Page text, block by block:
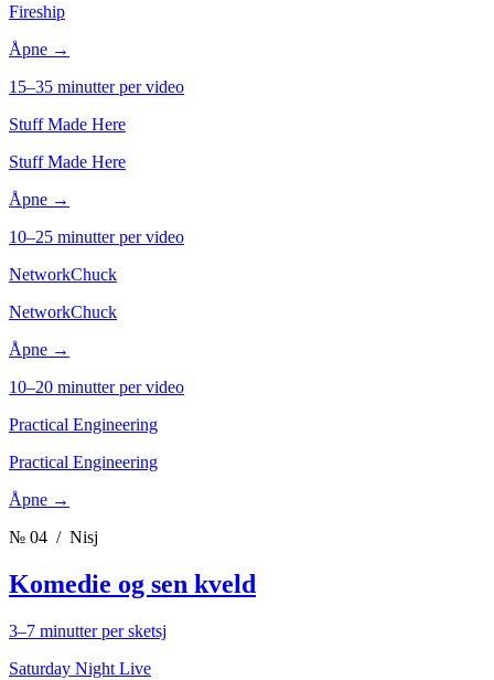
Fireship
Åpne →
15–35 minutter per video
Stuff Made Here
Stuff Made Here
Åpne →
10–25 minutter per video
NetworkChuck
NetworkChuck
Åpne →
10–20 minutter per video
Practical Engineering
Practical Engineering
Åpne →
№ 04 / Nisj
Komedie og sen kveld
3–7 minutter per sketsj
Saturday Night Live